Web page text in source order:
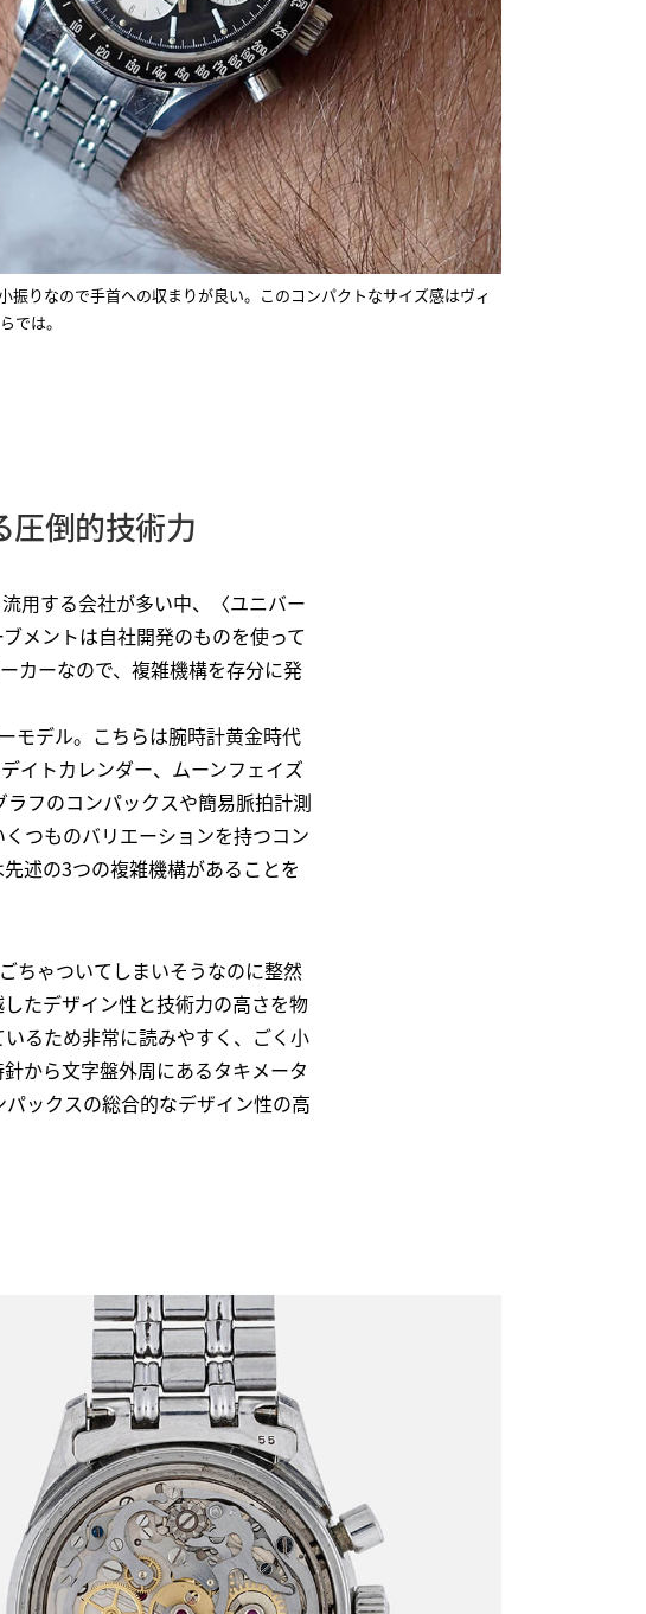
振りなので手首への収まりが良い。このコンパクトなサイズ感はヴィ
では。
圧倒的技術力
用する会社が多い中、〈ユニバー
メントは自社開発のものを使って
カーなので、複雑機構を存分に発
モデル。こちらは腕時計黄金時代
イトカレンダー、ムーンフェイズ
フのコンパックスや簡易脈拍計測
つものバリエーションを持つコン
述の3つの複雑機構があることを
ちゃついてしまいそうなのに整然
たデザイン性と技術力の高さを物
るため非常に読みやすく、ごく小
から文字盤外周にあるタキメータ
ックスの総合的なデザイン性の高